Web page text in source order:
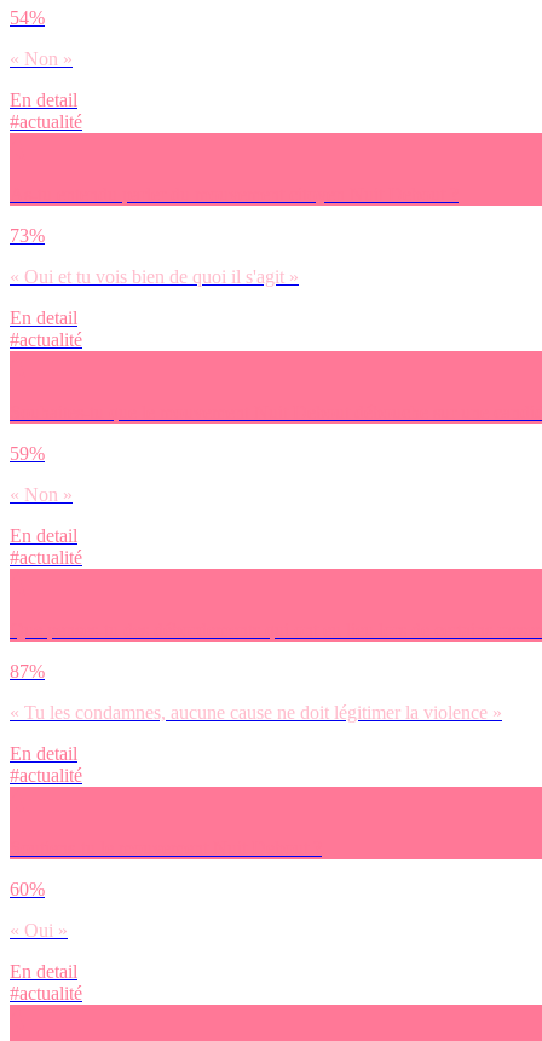
54%
« Non »
En detail
#actualité
73%
« Oui et tu vois bien de quoi il s'agit »
En detail
#actualité
59%
« Non »
En detail
#actualité
87%
« Tu les condamnes, aucune cause ne doit légitimer la violence »
En detail
#actualité
60%
« Oui »
En detail
#actualité